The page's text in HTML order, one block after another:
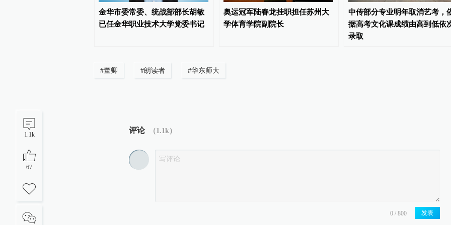
1.1k
67
金华市委常委、统战部部长胡敏
已任金华职业技术大学党委书记
奥运冠军陆春龙挂职担任苏州大
学体育学院副院长
中传部分专业明年取消艺考，
据高考文化课成绩由高到低依
录取
#董卿 #朗读者 #华东师大
评论 （1.1k）
发表